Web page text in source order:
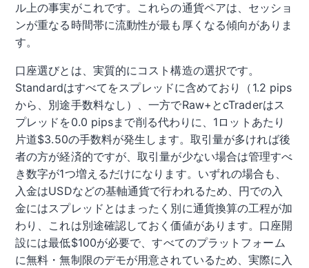
ル上の事実がこれです。これらの通貨ペアは、セッショ
ンが重なる時間帯に流動性が最も厚くなる傾向がありま
す。
口座選びとは、実質的にコスト構造の選択です。
Standardはすべてをスプレッドに含めており（1.2 pips
から、別途手数料なし）、一方でRaw+とcTraderはス
プレッドを0.0 pipsまで削る代わりに、1ロットあたり
片道$3.50の手数料が発生します。取引量が多ければ後
者の方が経済的ですが、取引量が少ない場合は管理すべ
き数字が1つ増えるだけになります。いずれの場合も、
入金はUSDなどの基軸通貨で行われるため、円での入
金にはスプレッドとはまったく別に通貨換算の工程が加
わり、これは別途確認しておく価値があります。口座開
設には最低$100が必要で、すべてのプラットフォーム
に無料・無制限のデモが用意されているため、実際に入